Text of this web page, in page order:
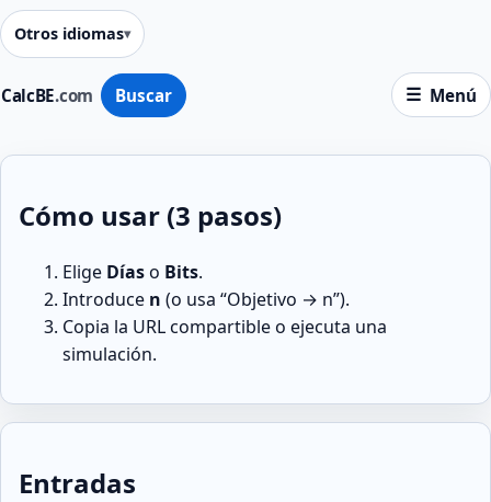
CalcBE.com Buscar Menú
Otros idiomas
Cómo usar (3 pasos)
Elige Díaso Bits.
Introduce n (o usa “Objetivo → n”).
Copia la URL compartible o ejecuta una
simulación.
Entradas